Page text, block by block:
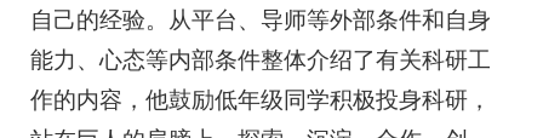
自己的经验。从平台、导师等外部条件和自身
能力、心态等内部条件整体介绍了有关科研工
作的内容，他鼓励低年级同学积极投身科研，